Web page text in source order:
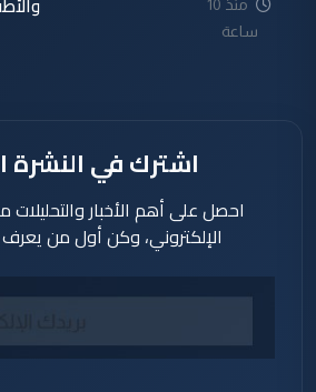
منذ 10
ساعة
اشترك في النشرة
احصل على أهم الأخبار والتحليلات
الإلكتروني، وكن أول من يعرف